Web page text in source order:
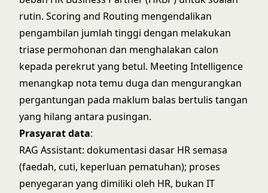
rutin. Scoring and Routing mengendalikan
pengambilan jumlah tinggi dengan melakukan
triase permohonan dan menghalakan calon
kepada perekrut yang betul. Meeting Intelligence
menangkap nota temu duga dan mengurangkan
pergantungan pada maklum balas bertulis tangan
yang hilang antara pusingan.
Prasyarat data:
RAG Assistant: dokumentasi dasar HR semasa
(faedah, cuti, keperluan pematuhan); proses
penyegaran yang dimiliki oleh HR, bukan IT